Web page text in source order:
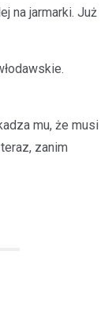
na jarmarki. Już
mu, że musi
zanim